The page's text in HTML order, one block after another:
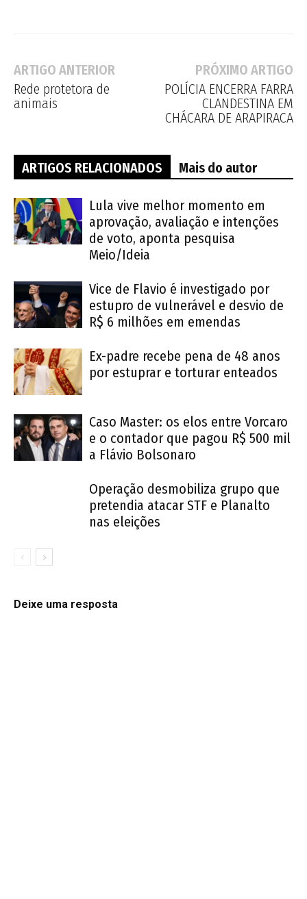
ARTIGO ANTERIOR
Rede protetora de
animais
PRÓXIMO ARTIGO
POLÍCIA ENCERRA FARRA
CLANDESTINA EM
CHÁCARA DE ARAPIRACA
ARTIGOS RELACIONADOS Mais do autor
Lula vive melhor momento em
aprovação, avaliação e intenções
de voto, aponta pesquisa
Meio/Ideia
Vice de Flavio é investigado por
estupro de vulnerável e desvio de
R$ 6 milhões em emendas
Ex-padre recebe pena de 48 anos
por estuprar e torturar enteados
Caso Master: os elos entre Vorcaro
e o contador que pagou R$ 500 mil
a Flávio Bolsonaro
Operação desmobiliza grupo que
pretendia atacar STF e Planalto
nas eleições
Deixe uma resposta